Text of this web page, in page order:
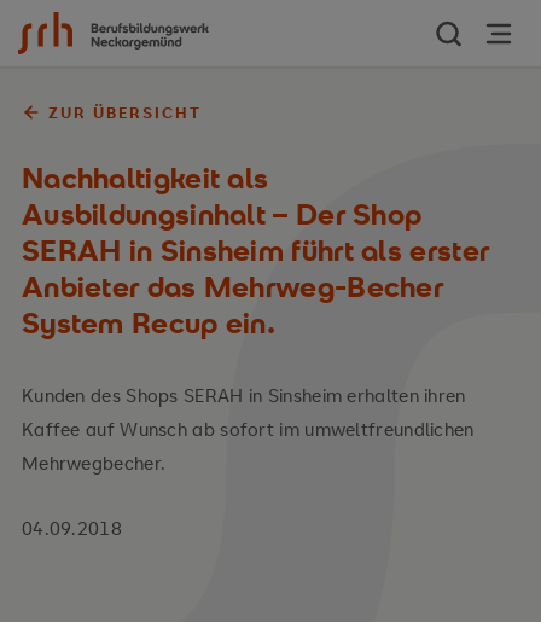
Zum Inhalt springen
ZUR ÜBERSICHT
Nachhaltigkeit als
Ausbildungsinhalt – Der Shop
SERAH in Sinsheim führt als erster
Anbieter das Mehrweg-Becher
System Recup ein.
04.09.2018
Kunden des Shops SERAH in Sinsheim erhalten ihren
Kaffee auf Wunsch ab sofort im umweltfreundlichen
Mehrwegbecher.